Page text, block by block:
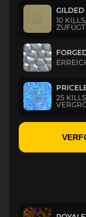
GILDED
10
ZUFÜGT
25